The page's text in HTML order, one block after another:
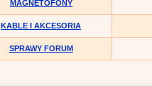
MAGNETOFONY
KABLE I AKCESORIA
SPRAWY FORUM